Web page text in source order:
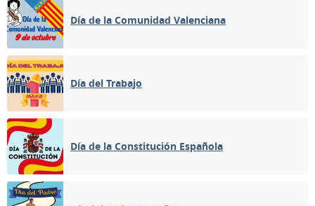
Día de la Comunidad Valenciana
Día del Trabajo
Día de la Constitución Española